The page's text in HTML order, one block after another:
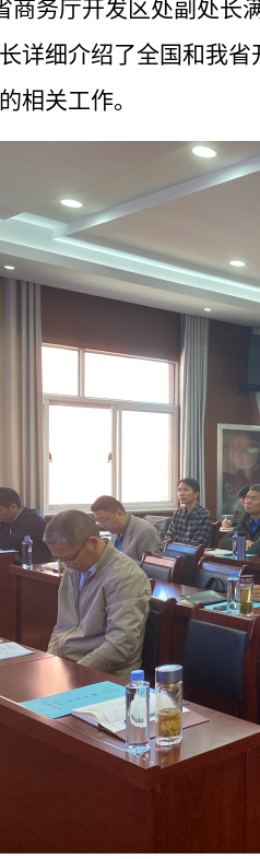
商务厅开发区处副处长
详细介绍了全国和我
相关工作。